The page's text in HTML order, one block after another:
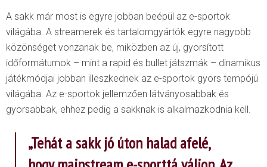
A sakk már most is egyre jobban beépül az e-sportok
világába. A streamerek és tartalomgyártók egyre nagyobb
közönséget vonzanak be, miközben az új, gyorsított
időformátumok – mint a rapid és bullet játszmák – dinamikus
játékmódjai jobban illeszkednek az e-sportok gyors tempójú
világába. Az e-sportok jellemzően látványosabbak és
gyorsabbak, ehhez pedig a sakknak is alkalmazkodnia kell.
„Tehát a sakk jó úton halad afelé,